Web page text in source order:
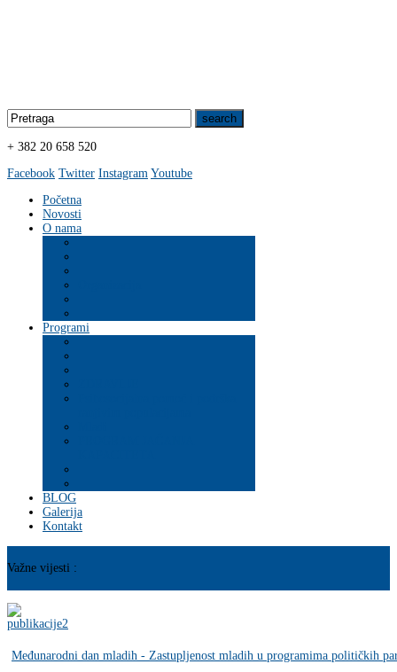
+ 382 20 658 520
Facebook Twitter Instagram Youtube
Početna
Novosti
O nama
Programi
BLOG
Galerija
Kontakt
Važne vijesti :
Međunarodni dan mladih - Zastupljenost mladih u programima političkih